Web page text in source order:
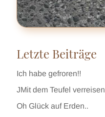
Letzte Beiträge
Ich habe gefroren!!
JMit dem Teufel verreisen
Oh Glück auf Erden..